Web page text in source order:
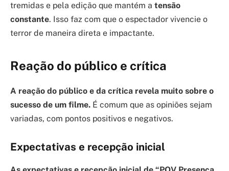
tremidas e pela edição que mantém a tensão
constante. Isso faz com que o espectador vivencie o
terror de maneira direta e impactante.
Reação do público e crítica
A reação do público e da crítica revela muito sobre o
sucesso de um filme. É comum que as opiniões sejam
variadas, com pontos positivos e negativos.
Expectativas e recepção inicial